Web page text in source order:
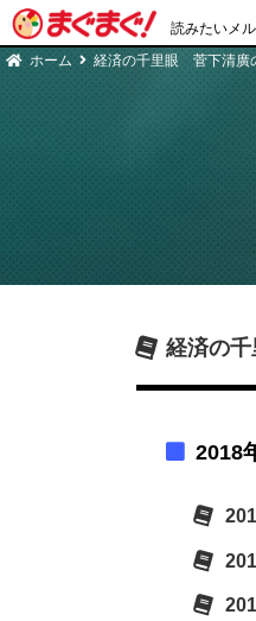
読みたいメ
ホーム 経済の千里眼 菅下清廣
経済の
2018